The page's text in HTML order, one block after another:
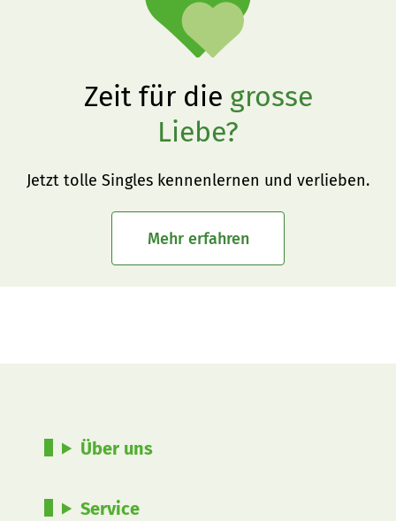
Zeit für die grosse
Liebe?
Jetzt tolle Singles kennenlernen und verlieben.
Mehr erfahren
Über uns
Service